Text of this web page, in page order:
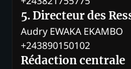
5. Directeur des
Audry EWAKA EKAMBO
+243890150102
Rédaction centrale